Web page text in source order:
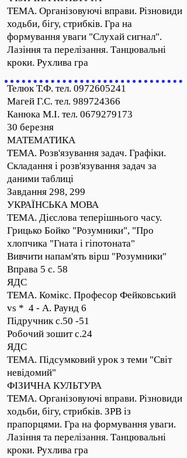
ТЕМА. Організовуючі вправи. Різновиди
ходьби, бігу, стрибків. Гра на
формування уваги "Слухай сигнал".
Лазіння та перелізання. Танцювальні
кроки. Рухлива гра
Телюк Т.Ф. тел. 0972605241
Магей Г.С. тел. 989724366
Канюка М.І. тел. 0679279173
30 березня
МАТЕМАТИКА
ТЕМА. Розв'язування задач. Графіки.
Складання і розв'язування задач за
даними таблиці
Завдання 298, 299
УКРАЇНСЬКА МОВА
ТЕМА. Дієслова теперішнього часу.
Грицько Бойко "Розумники", "Про
хлопчика "Гната і гіпотоната"
Вивчити напам'ять вірш "Розумники"
Вправа 5 с. 58
ЯДС
ТЕМА. Комікс. Професор Фейковський
vs * 4 - А. Раунд 6
Підручник с.50 -51
Робочий зошит с.24
ЯДС
ТЕМА. Підсумковий урок з теми "Світ
невідомий"
ФІЗИЧНА КУЛЬТУРА
ТЕМА. Організовуючі вправи. Різновиди
ходьби, бігу, стрибків. ЗРВ із
прапорцями. Гра на формування уваги.
Лазіння та перелізання. Танцювальні
кроки. Рухлива гра